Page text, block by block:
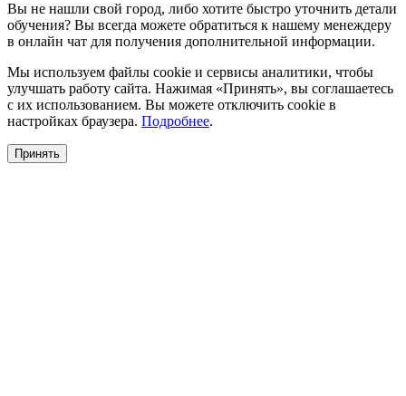
Вы не нашли свой город, либо хотите быстро уточнить детали
обучения? Вы всегда можете обратиться к нашему менеждеру
в онлайн чат для получения дополнительной информации.
Мы используем файлы cookie и сервисы аналитики, чтобы
улучшать работу сайта. Нажимая «Принять», вы соглашаетесь
с их использованием. Вы можете отключить cookie в
настройках браузера. Подробнее.
Принять